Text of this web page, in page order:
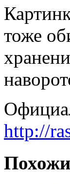
тоже
http://